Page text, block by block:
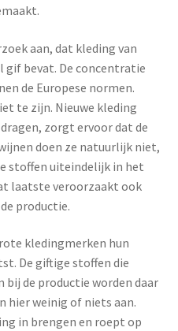
aan, dat kleding van
gif bevat. De concentratie
de Europese normen.
te zijn. Nieuwe kleding
zorgt ervoor dat de
doen ze natuurlijk niet,
stoffen uiteindelijk in het
laatste veroorzaakt ook
productie.
kledingmerken hun
De giftige stoffen die
de productie worden daar
hier weinig of niets aan.
in brengen en roept op